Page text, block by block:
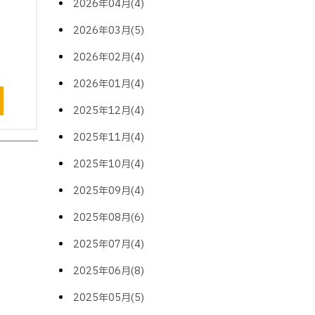
2026年04月(4)
2026年03月(5)
2026年02月(4)
2026年01月(4)
2025年12月(4)
2025年11月(4)
2025年10月(4)
2025年09月(4)
2025年08月(6)
2025年07月(4)
2025年06月(8)
2025年05月(5)